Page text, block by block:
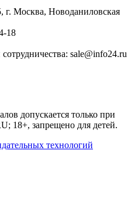
г. Москва, Новоданиловская
18
sale@info24.ru
допускается только при
18+, запрещено для детей.
технологий